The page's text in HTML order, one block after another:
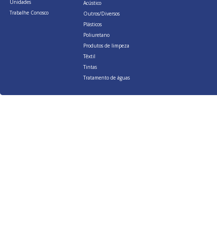
Unidades
Trabalhe Conosco
Acústico
Outros/Diversos
Plásticos
Poliuretano
Produtos de limpeza
Têxtil
Tintas
Tratamento de águas